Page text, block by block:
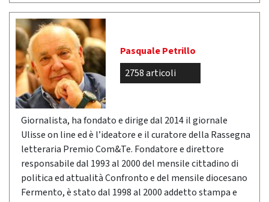
Pasquale Petrillo
2758 articoli
Giornalista, ha fondato e dirige dal 2014 il giornale
Ulisse on line ed è l’ideatore e il curatore della Rassegna
letteraria Premio Com&Te. Fondatore e direttore
responsabile dal 1993 al 2000 del mensile cittadino di
politica ed attualità Confronto e del mensile diocesano
Fermento, è stato dal 1998 al 2000 addetto stampa e